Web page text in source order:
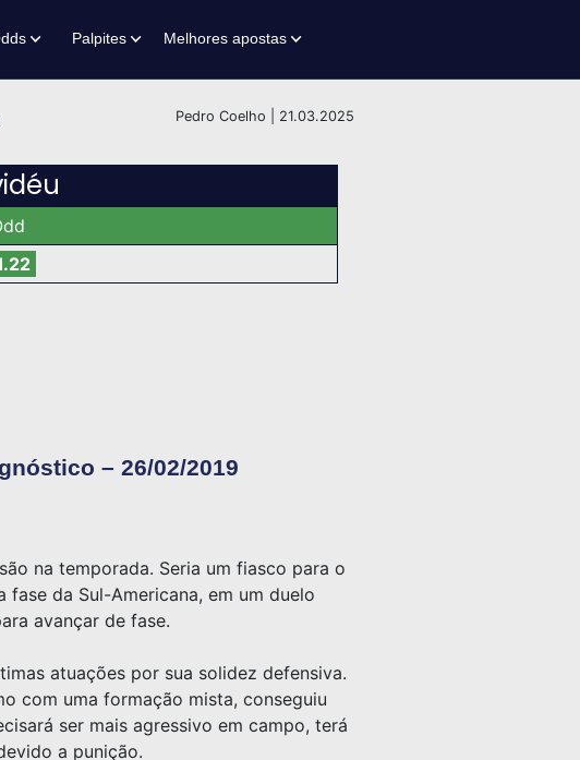
Palpites Melhores apostas
Pedro Coelho | 21.03.2025
– 26/02/2019
na temporada. Seria um fiasco para o
da Sul-Americana, em um duelo
avançar de fase.
atuações por sua solidez defensiva.
com uma formação mista, conseguiu
ser mais agressivo em campo, terá
a punição.